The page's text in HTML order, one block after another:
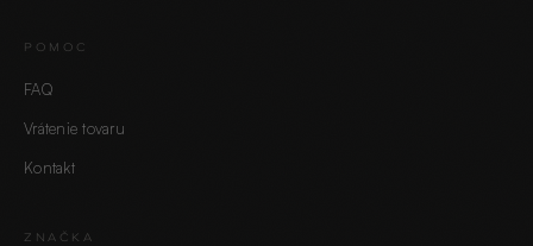
POMOC
FAQ
Vrátenie tovaru
Kontakt
ZNAČKA